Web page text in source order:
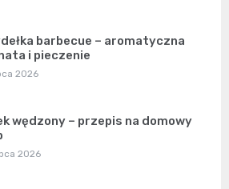
barbecue – aromatyczna
i pieczenie
2026
wędzony – przepis na domowy
2026